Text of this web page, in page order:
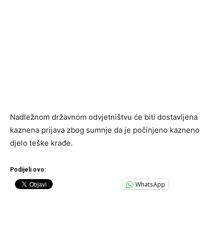
Nadležnom državnom odvjetništvu će biti dostavljena
kaznena prijava zbog sumnje da je počinjeno kazneno
djelo teške krađe.
Podijeli ovo:
WhatsApp